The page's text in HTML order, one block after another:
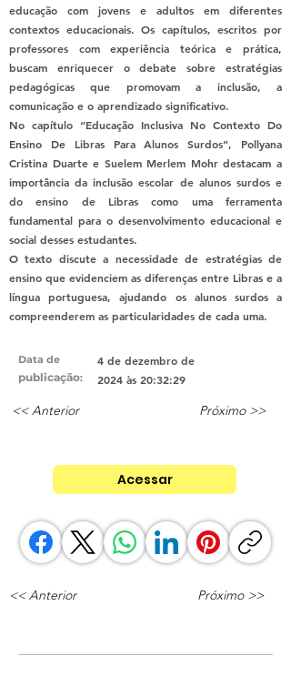
educação com jovens e adultos em diferentes
contextos educacionais. Os capítulos, escritos por
professores com experiência teórica e prática,
buscam enriquecer o debate sobre estratégias
pedagógicas que promovam a inclusão, a
comunicação e o aprendizado significativo.
No capítulo “Educação Inclusiva No Contexto Do
Ensino De Libras Para Alunos Surdos”, Pollyana
Cristina Duarte e Suelem Merlem Mohr destacam a
importância da inclusão escolar de alunos surdos e
do ensino de Libras como uma ferramenta
fundamental para o desenvolvimento educacional e
social desses estudantes.
O texto discute a necessidade de estratégias de
ensino que evidenciem as diferenças entre Libras e a
língua portuguesa, ajudando os alunos surdos a
compreenderem as particularidades de cada uma.
Data de
publicação:
4 de dezembro de
2024 às 20:32:29
<< Anterior Próximo >>
Acessar
<< Anterior Próximo >>